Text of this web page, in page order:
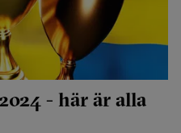
- här är alla